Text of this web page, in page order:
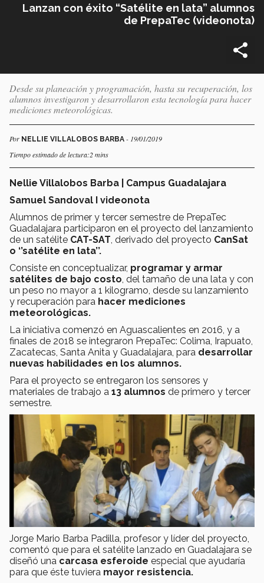
Lanzan con éxito “Satélite en lata” alumnos
de PrepaTec (videonota)
Desde su planeación y programación, hasta su recuperación, los
alumnos investigaron y desarrollaron esta tecnología para hacer
mediciones meteorológicas.
Por NELLIE VILLALOBOS BARBA - 19/01/2019
Tiempo estimado de lectura:2 mins
Nellie Villalobos Barba | Campus Guadalajara
Samuel Sandoval I videonota
Alumnos de primer y tercer semestre de PrepaTec
Guadalajara participaron en el proyecto del lanzamiento
de un satélite CAT-SAT , derivado del proyecto CanSat
o ‘’satélite en lata’’.
Consiste en conceptualizar, programar y armar
satélites de bajo costo , del tamaño de una lata y con
un peso no mayor a 1 kilogramo, desde su lanzamiento
y recuperación para hacer mediciones
meteorológicas.
La iniciativa comenzó en Aguascalientes en 2016, y a
finales de 2018 se integraron PrepaTec: Colima, Irapuato,
Zacatecas, Santa Anita y Guadalajara, para desarrollar
nuevas habilidades en los alumnos.
Para el proyecto se entregaron los sensores y
materiales de trabajo a 13 alumnos de primero y tercer
semestre.
Jorge Mario Barba Padilla, profesor y líder del proyecto,
comentó que para el satélite lanzado en Guadalajara se
diseñó una carcasa esferoide especial que ayudaría
para que éste tuviera mayor resistencia.